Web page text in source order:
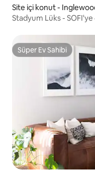
Site içi konut -
Stadyum Lüks -
Süper Ev Sahibi
Süper Ev Sahibi